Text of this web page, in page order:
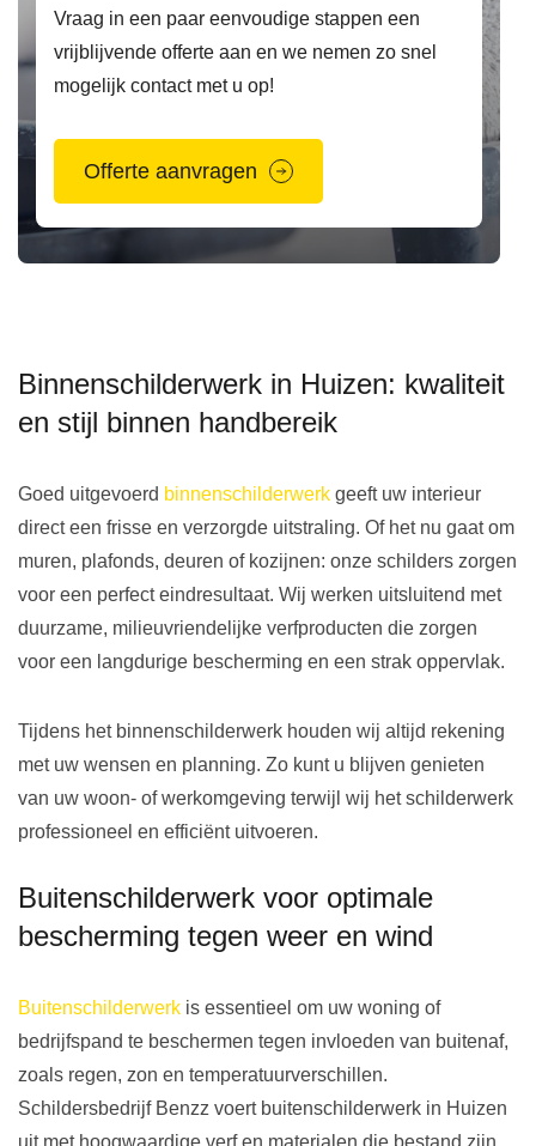
Vraag in een paar eenvoudige stappen een
vrijblijvende offerte aan en we nemen zo snel
mogelijk contact met u op!
Offerte aanvragen
Binnenschilderwerk in Huizen: kwaliteit
en stijl binnen handbereik
Goed uitgevoerd binnenschilderwerk geeft uw interieur
direct een frisse en verzorgde uitstraling. Of het nu gaat om
muren, plafonds, deuren of kozijnen: onze schilders zorgen
voor een perfect eindresultaat. Wij werken uitsluitend met
duurzame, milieuvriendelijke verfproducten die zorgen
voor een langdurige bescherming en een strak oppervlak.
Tijdens het binnenschilderwerk houden wij altijd rekening
met uw wensen en planning. Zo kunt u blijven genieten
van uw woon- of werkomgeving terwijl wij het schilderwerk
professioneel en efficiënt uitvoeren.
Buitenschilderwerk voor optimale
bescherming tegen weer en wind
Buitenschilderwerk is essentieel om uw woning of
bedrijfspand te beschermen tegen invloeden van buitenaf,
zoals regen, zon en temperatuurverschillen.
Schildersbedrijf Benzz voert buitenschilderwerk in Huizen
uit met hoogwaardige verf en materialen die bestand zijn